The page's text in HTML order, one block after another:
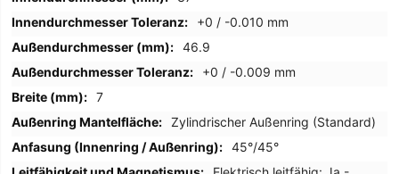
+0 / -0.010 mm
46.9
+0 / -0.009 mm
7
Zylindrischer Außenring (Standard)
45°/45°